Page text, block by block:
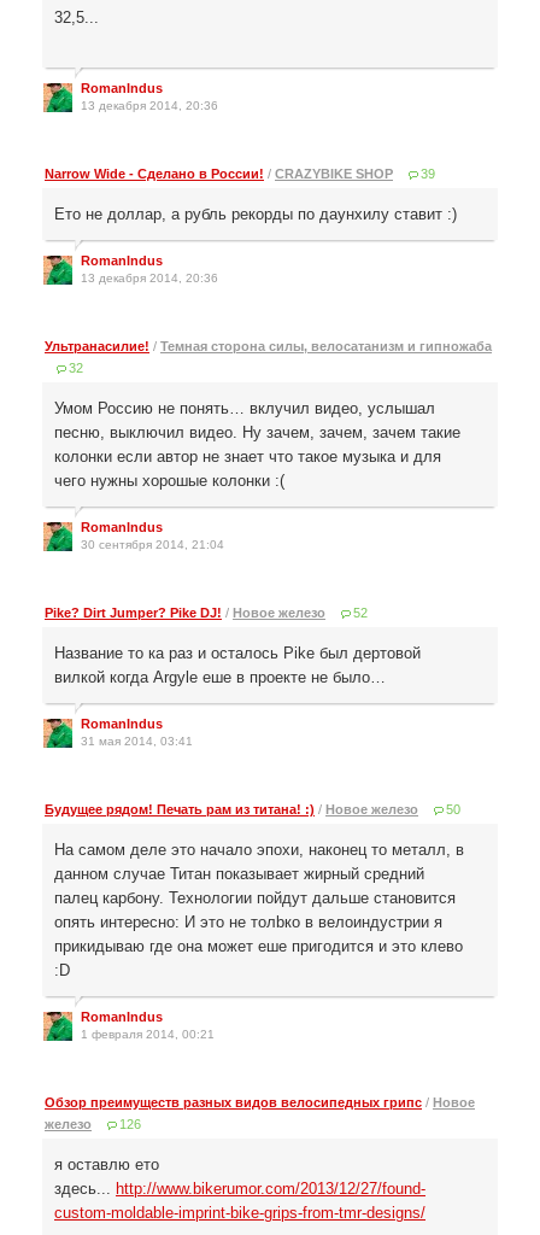
32,5...
RomanIndus
13 декабря 2014, 20:36
Narrow Wide - Сделано в России! / CRAZYBIKE SHOP 39
Ето не доллар, a рубль рекорды по даунхилу ставит :)
RomanIndus
13 декабря 2014, 20:36
Ультранасилие! / Темная сторона силы, велосатанизм и гипножаба
32
Умом Россию не понять… вклучил видео, услышал
песню, выключил видео. Ну зачем, зачем, зачем такие
колонки если автор не знает что такое музыка и для
чего нужны хорошые колонки :(
RomanIndus
30 сентября 2014, 21:04
Pike? Dirt Jumper? Pike DJ! / Новое железо 52
Название то ка раз и осталось Pike был дертовой
вилкой когда Argyle еше в проекте не было…
RomanIndus
31 мая 2014, 03:41
Будущее рядом! Печать рам из титана! :) / Новое железо 50
На самом деле это начало эпохи, наконец то металл, в
данном случае Титан показывает жирный средний
палец карбону. Технологии пойдут дальше становится
опять интересно: И это не толbко в велоиндустрии я
прикидываю где она может еше пригодится и это клево
:D
RomanIndus
1 февраля 2014, 00:21
Обзор преимуществ разных видов велосипедных грипс / Новое
железо
126
я оставлю ето
здесь... http://www.bikerumor.com/2013/12/27/found-
custom-moldable-imprint-bike-grips-from-tmr-designs/